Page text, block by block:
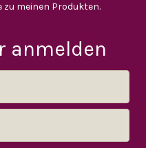
zu meinen Produkten.
anmelden